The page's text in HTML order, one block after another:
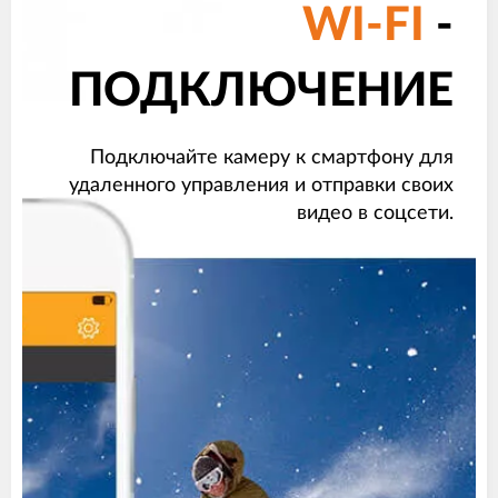
WI-FI
-
ПОДКЛЮЧЕНИЕ
Подключайте камеру к смартфону для
удаленного управления и отправки своих
видео в соцсети.